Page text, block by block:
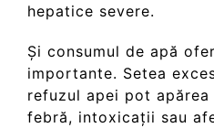
hepatice severe.
Și consumul de apă
importante. Setea
refuzul apei pot
febră, intoxicații sau